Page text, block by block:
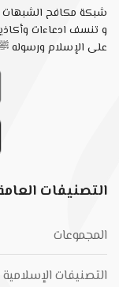
شبكة مكافح الشبهات
و تنسف ادعاءات
على الإسلام ورسوله ﷺ
التصنيفات
المجموعات
التصنيفات الإسلامية